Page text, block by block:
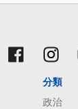
分類
政治